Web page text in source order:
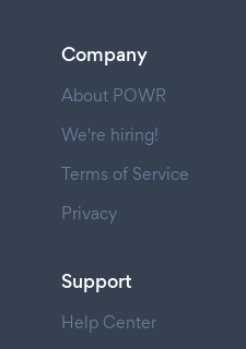
Company
About POWR
We're hiring!
Terms of Service
Privacy
Support
Help Center